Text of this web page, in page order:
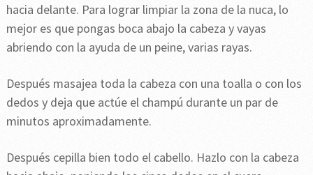
hacia delante. Para lograr limpiar la zona de la nuca, lo
mejor es que pongas boca abajo la cabeza y vayas
abriendo con la ayuda de un peine, varias rayas.
Después masajea toda la cabeza con una toalla o con los
dedos y deja que actúe el champú durante un par de
minutos aproximadamente.
Después cepilla bien todo el cabello. Hazlo con la cabeza